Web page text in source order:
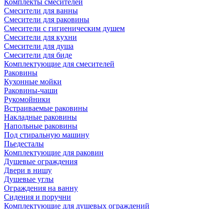
Комплекты смесителей
Смесители для ванны
Смесители для раковины
Смесители с гигиеническим душем
Смесители для кухни
Смесители для душа
Смесители для биде
Комплектующие для смесителей
Раковины
Кухонные мойки
Раковины-чаши
Рукомойники
Встраиваемые раковины
Накладные раковины
Напольные раковины
Под стиральную машину
Пьедесталы
Комплектующие для раковин
Душевые ограждения
Двери в нишу
Душевые углы
Ограждения на ванну
Сидения и поручни
Комплектующие для душевых ограждений